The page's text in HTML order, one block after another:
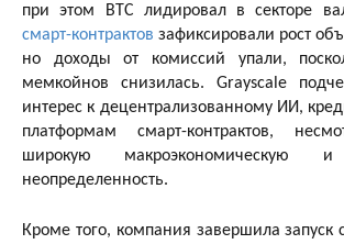
при этом BTC лидировал в секторе
смарт-контрактов зафиксировали рост
но доходы от комиссий упали,
мемкойнов снизилась. Grayscale
интерес к децентрализованному ИИ,
платформам смарт-контрактов,
широкую макроэкономическую и
неопределенность.
Кроме того, компания завершила запуск